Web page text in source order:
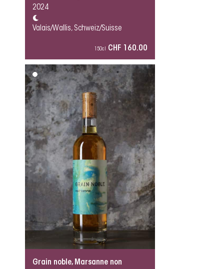
2024
Valais/Wallis, Schweiz/Suisse
150cl CHF 160.00
Grain noble, Marsanne non